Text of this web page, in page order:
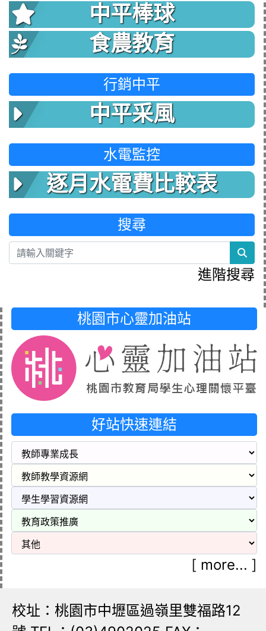
中平棒球
食農教育
行銷中平
中平采風
水電監控
逐月水電費比較表
搜尋
進階搜尋
桃園市心靈加油站
好站快速連結
[ more... ]
校址：桃園市中壢區過嶺里雙福路12